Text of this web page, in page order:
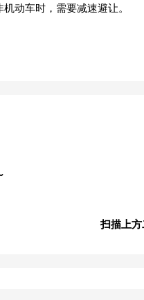
动车时，需要减速避让。
扫描上